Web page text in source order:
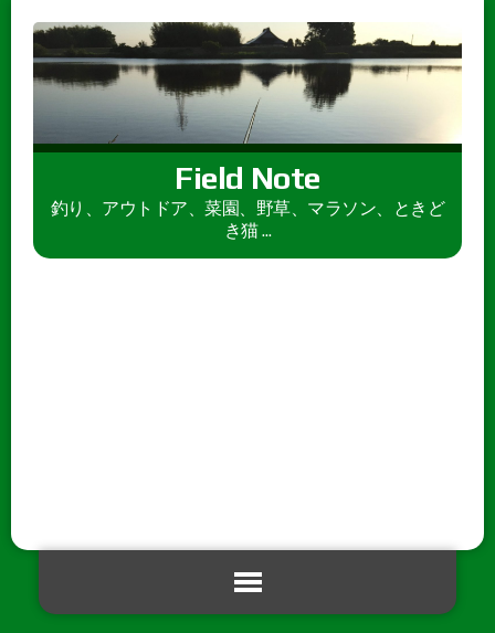
Field Note
釣り、アウトドア、菜園、野草、マラソン、ときど
き猫 ...